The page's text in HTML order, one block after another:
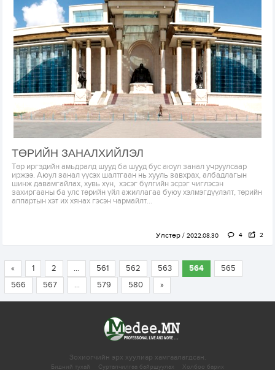
ТӨРИЙН ЗАНАЛХИЙЛЭЛ
Төр иргэдийн амьдралд шууд ба шууд бус аюул занал учруулсаар
иржээ. Аюул занал үүсэх шалтгаан нь хууль завхрах, албадлагын
шинж давамгайлах, хувь хүн, хэсэг бүлгийн эсрэг чиглэсэн
захиргааны ба улс төрийн үйл ажиллагаа буюу хэлмэгдүүлэлт, төрийн
аппартын хэт их хянах гэсэн чармайлт...
Улстөр 2022.08.30 4 2
« 1 2 ... 561 562 563 564
565
566
567 ... 579 580 »
Зохиогчийн эрх хуулиар хамгаалагдсан.
Бидний тухай Сурталчилгаа байршуулах Холбоо барих